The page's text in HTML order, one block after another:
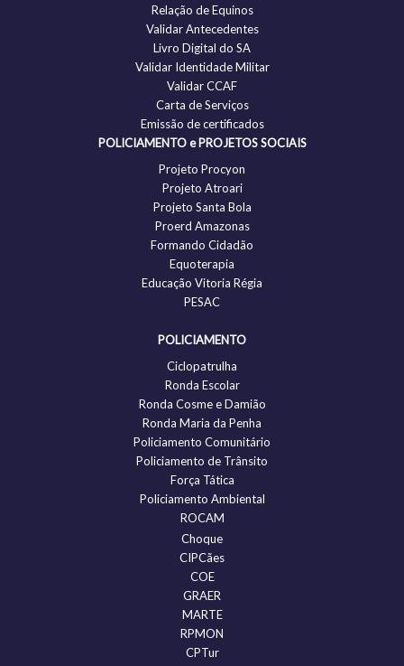
Relação de Equinos
Validar Antecedentes
Livro Digital do SA
Validar Identidade Militar
Validar CCAF
Carta de Serviços
Emissão de certificados
POLICIAMENTO e PROJETOS SOCIAIS
Projeto Procyon
Projeto Atroari
Projeto Santa Bola
Proerd Amazonas
Formando Cidadão
Equoterapia
Educação Vitoria Régia
PESAC
POLICIAMENTO
Ciclopatrulha
Ronda Escolar
Ronda Cosme e Damião
Ronda Maria da Penha
Policiamento Comunitário
Policiamento de Trânsito
Força Tática
Policiamento Ambiental
ROCAM
Choque
CIPCães
COE
GRAER
MARTE
RPMON
CPTur